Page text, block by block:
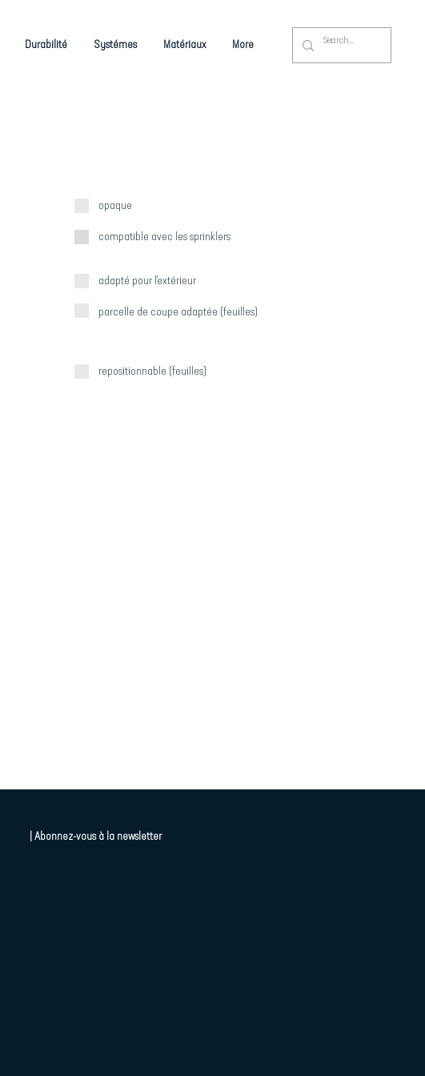
Durabilité Systémes Matériaux More
opaque
compatible avec les sprinklers
adapté pour l'extérieur
parcelle de coupe adaptée (feuilles)
repositionnable (feuilles)
| Abonnez-vous à la newsletter